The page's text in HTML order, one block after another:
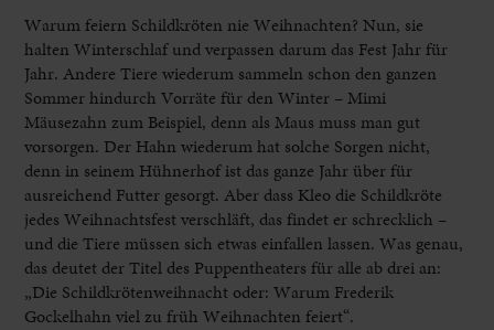
Warum feiern Schildkröten nie Weihnachten? Nun, sie
halten Winterschlaf und verpassen darum das Fest Jahr für
Jahr. Andere Tiere wiederum sammeln schon den ganzen
Sommer hindurch Vorräte für den Winter – Mimi
Mäusezahn zum Beispiel, denn als Maus muss man gut
vorsorgen. Der Hahn wiederum hat solche Sorgen nicht,
denn in seinem Hühnerhof ist das ganze Jahr über für
ausreichend Futter gesorgt. Aber dass Kleo die Schildkröte
jedes Weihnachtsfest verschläft, das findet er schrecklich –
und die Tiere müssen sich etwas einfallen lassen. Was genau,
das deutet der Titel des Puppentheaters für alle ab drei an:
„Die Schildkrötenweihnacht oder: Warum Frederik
Gockelhahn viel zu früh Weihnachten feiert“.